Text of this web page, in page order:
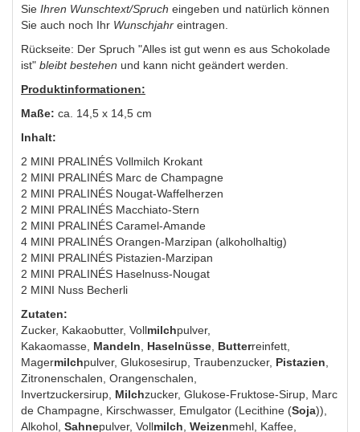
Sie Ihren Wunschtext/Spruch eingeben und natürlich können
Sie auch noch Ihr Wunschjahr eintragen.
Rückseite: Der Spruch "Alles ist gut wenn es aus Schokolade
ist" bleibt bestehen und kann nicht geändert werden.
Produktinformationen:
Maße: ca. 14,5 x 14,5 cm
Inhalt:
2 MINI PRALINÉS Vollmilch Krokant
2 MINI PRALINÉS Marc de Champagne
2 MINI PRALINÉS Nougat-Waffelherzen
2 MINI PRALINÉS Macchiato-Stern
2 MINI PRALINÉS Caramel-Amande
4 MINI PRALINÉS Orangen-Marzipan (alkoholhaltig)
2 MINI PRALINÉS Pistazien-Marzipan
2 MINI PRALINÉS Haselnuss-Nougat
2 MINI Nuss Becherli
Zutaten:
Zucker, Kakaobutter, Vollmilchpulver,
Kakaomasse, Mandeln Haselnüsse Butterreinfett,
Magermilchpulver, Glukosesirup, Traubenzucker, Pistazien
Zitronenschalen, Orangenschalen,
Invertzuckersirup, Milchzucker, Glukose-Fruktose-Sirup, Marc
de Champagne, Kirschwasser, Emulgator (Lecithine (Soja)),
Alkohol, Sahnepulver, Vollmilch Weizenmehl, Kaffee,